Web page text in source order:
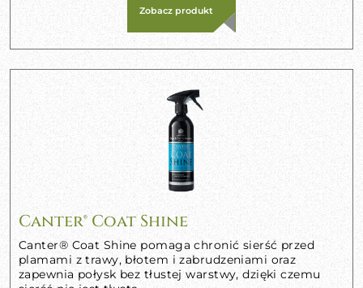
Zobacz produkt
Canter® Coat Shine
Canter® Coat Shine pomaga chronić sierść przed
plamami z trawy, błotem i zabrudzeniami oraz
zapewnia połysk bez tłustej warstwy, dzięki czemu